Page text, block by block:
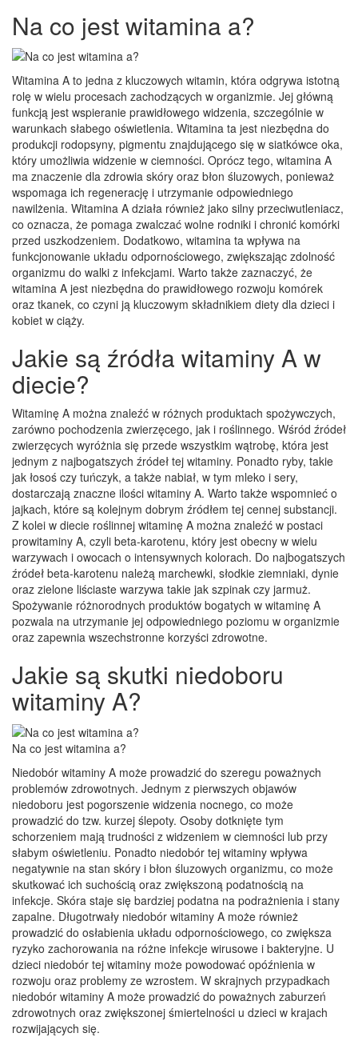
Na co jest witamina a?
Witamina A to jedna z kluczowych witamin, która odgrywa istotną
rolę w wielu procesach zachodzących w organizmie. Jej główną
funkcją jest wspieranie prawidłowego widzenia, szczególnie w
warunkach słabego oświetlenia. Witamina ta jest niezbędna do
produkcji rodopsyny, pigmentu znajdującego się w siatkówce oka,
który umożliwia widzenie w ciemności. Oprócz tego, witamina A
ma znaczenie dla zdrowia skóry oraz błon śluzowych, ponieważ
wspomaga ich regenerację i utrzymanie odpowiedniego
nawilżenia. Witamina A działa również jako silny przeciwutleniacz,
co oznacza, że pomaga zwalczać wolne rodniki i chronić komórki
przed uszkodzeniem. Dodatkowo, witamina ta wpływa na
funkcjonowanie układu odpornościowego, zwiększając zdolność
organizmu do walki z infekcjami. Warto także zaznaczyć, że
witamina A jest niezbędna do prawidłowego rozwoju komórek
oraz tkanek, co czyni ją kluczowym składnikiem diety dla dzieci i
kobiet w ciąży.
Jakie są źródła witaminy A w
diecie?
Witaminę A można znaleźć w różnych produktach spożywczych,
zarówno pochodzenia zwierzęcego, jak i roślinnego. Wśród źródeł
zwierzęcych wyróżnia się przede wszystkim wątrobę, która jest
jednym z najbogatszych źródeł tej witaminy. Ponadto ryby, takie
jak łosoś czy tuńczyk, a także nabiał, w tym mleko i sery,
dostarczają znaczne ilości witaminy A. Warto także wspomnieć o
jajkach, które są kolejnym dobrym źródłem tej cennej substancji.
Z kolei w diecie roślinnej witaminę A można znaleźć w postaci
prowitaminy A, czyli beta-karotenu, który jest obecny w wielu
warzywach i owocach o intensywnych kolorach. Do najbogatszych
źródeł beta-karotenu należą marchewki, słodkie ziemniaki, dynie
oraz zielone liściaste warzywa takie jak szpinak czy jarmuż.
Spożywanie różnorodnych produktów bogatych w witaminę A
pozwala na utrzymanie jej odpowiedniego poziomu w organizmie
oraz zapewnia wszechstronne korzyści zdrowotne.
Jakie są skutki niedoboru
witaminy A?
Na co jest witamina a?
Niedobór witaminy A może prowadzić do szeregu poważnych
problemów zdrowotnych. Jednym z pierwszych objawów
niedoboru jest pogorszenie widzenia nocnego, co może
prowadzić do tzw. kurzej ślepoty. Osoby dotknięte tym
schorzeniem mają trudności z widzeniem w ciemności lub przy
słabym oświetleniu. Ponadto niedobór tej witaminy wpływa
negatywnie na stan skóry i błon śluzowych organizmu, co może
skutkować ich suchością oraz zwiększoną podatnością na
infekcje. Skóra staje się bardziej podatna na podrażnienia i stany
zapalne. Długotrwały niedobór witaminy A może również
prowadzić do osłabienia układu odpornościowego, co zwiększa
ryzyko zachorowania na różne infekcje wirusowe i bakteryjne. U
dzieci niedobór tej witaminy może powodować opóźnienia w
rozwoju oraz problemy ze wzrostem. W skrajnych przypadkach
niedobór witaminy A może prowadzić do poważnych zaburzeń
zdrowotnych oraz zwiększonej śmiertelności u dzieci w krajach
rozwijających się.